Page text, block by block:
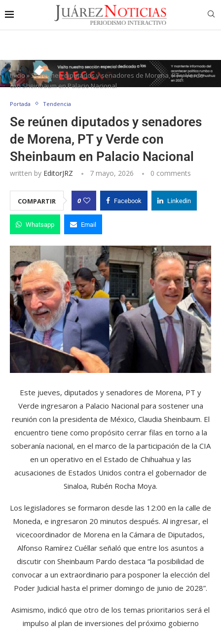
Inicio»Se reúnen diputados y senadores de Morena, PT y Verde
con Sheinbaum en Palacio Nacional
Portada Tendencia
Se reúnen diputados y senadores
de Morena, PT y Verde con
Sheinbaum en Palacio Nacional
written by EditorJRZ 7 mayo, 2026 0 comments
COMPARTIR 0 Facebook Linkedin
Whatsapp Email
Este jueves, diputados y senadores de Morena, PT y
Verde ingresaron a Palacio Nacional para sostener una
reunión con la presidenta de México, Claudia Sheinbaum. El
encuentro tiene como propósito cerrar filas en torno a la
soberanía nacional, en el marco de la participación de la CIA
en un operativo en el Estado de Chihuahua y las
acusaciones de Estados Unidos contra el gobernador de
Sinaloa, Rubén Rocha Moya.
Los legisladores se formaron desde las 12:00 en la calle de
Moneda, e ingresaron 20 minutos después. Al ingresar, el
vicecoordinador de Morena en la Cámara de Diputados,
Alfonso Ramírez Cuéllar señaló que entre los asuntos a
discutir con Sheinbaum Pardo destaca “la posibilidad de
convocar a un extraordinario para posponer la elección del
Poder Judicial hasta el primer domingo de junio de 2028”.
Asimismo, indicó que otro de los temas prioritarios será el
impulso al plan de inversiones del próximo gobierno